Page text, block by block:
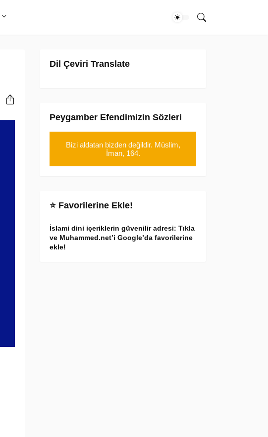
Dil Çeviri Translate
Peygamber Efendimizin Sözleri
Bizi aldatan bizden değildir. Müslim,
İman, 164.
⭐ Favorilerine Ekle!
İslami dini içeriklerin güvenilir adresi: Tıkla
ve Muhammed.net’i Google’da favorilerine
ekle!